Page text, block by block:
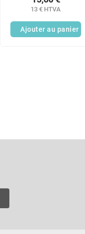
13 € HTVA
Ajouter au panier